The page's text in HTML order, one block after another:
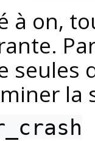
à on,
seules
la